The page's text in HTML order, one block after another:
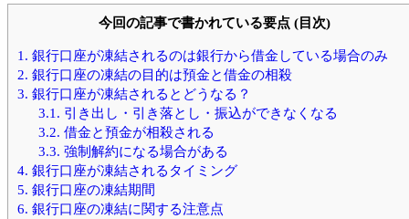
今回の記事で書かれている要点 (目次)
1. 銀行口座が凍結されるのは銀行から借金している場合のみ
2. 銀行口座の凍結の目的は預金と借金の相殺
3. 銀行口座が凍結されるとどうなる？
3.1. 引き出し・引き落とし・振込ができなくなる
3.2. 借金と預金が相殺される
3.3. 強制解約になる場合がある
4. 銀行口座が凍結されるタイミング
5. 銀行口座の凍結期間
6. 銀行口座の凍結に関する注意点